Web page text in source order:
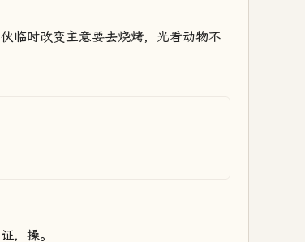
临时改变主意要去烧烤，光看动物不
，操。